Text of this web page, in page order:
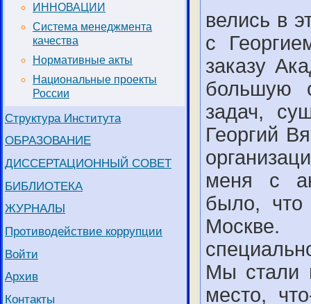
ИННОВАЦИИ
Система менеджмента
качества
Нормативные акты
Национальные проекты
России
Структура Института
ОБРАЗОВАНИЕ
ДИССЕРТАЦИОННЫЙ СОВЕТ
БИБЛИОТЕКА
ЖУРНАЛЫ
Противодействие коррупции
Войти
Архив
Контакты
велись в
с
заказу
большую
задач,
Георгий
меня с
было, что
Москве.
Мы стали
место,